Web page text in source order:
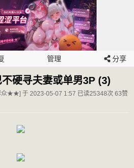
管理 分享
硬寻夫妻或单男3P (3)
★★] 于 2023-05-07 1:57 已读25348次 63赞